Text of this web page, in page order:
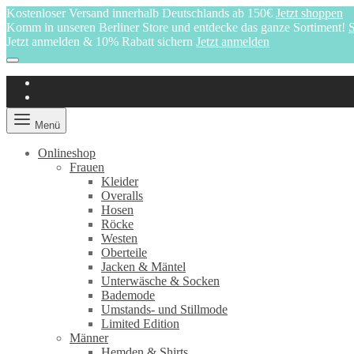
Kostenloser Versand innerhalb Deutschlands ab 150€ Jetzt shoppen
Komm in unseren Berliner Store und entdecke das ganze Sortiment!
Jetzt anmelden & 10% Rabatt sichern Jetzt anmelden
Menü
Onlineshop
Frauen
Kleider
Overalls
Hosen
Röcke
Westen
Oberteile
Jacken & Mäntel
Unterwäsche & Socken
Bademode
Umstands- und Stillmode
Limited Edition
Männer